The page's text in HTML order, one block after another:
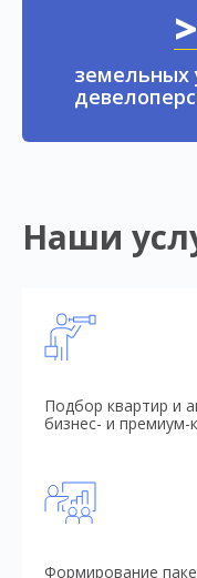
земельных
Наши
Подбор квартир и
бизнес- и премиум-
Формирование